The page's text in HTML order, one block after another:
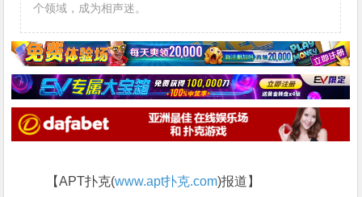
个领域，成为相声迷。
【APT扑克(www.apt扑克.com)报道】